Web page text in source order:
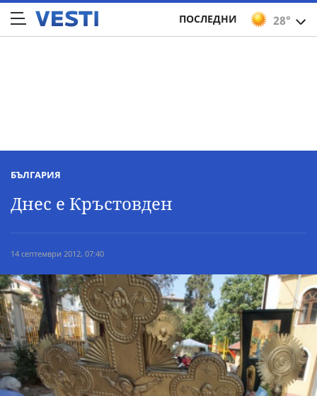
28°
ПОСЛЕДНИ
БЪЛГАРИЯ
Днес е Кръстовден
14 септември 2012, 07:40